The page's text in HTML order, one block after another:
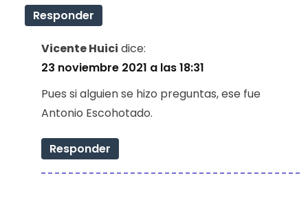
Responder
Vicente Huici dice:
23 noviembre 2021 a las 18:31
Pues si alguien se hizo preguntas, ese fue
Antonio Escohotado.
Responder